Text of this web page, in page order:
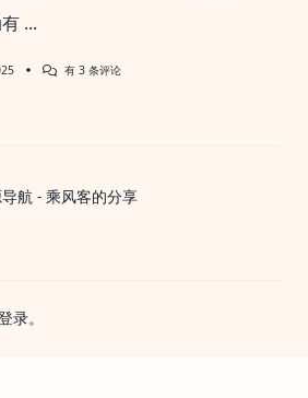
《瞬
间
Planet
...
BBC
目
有 3 条评论
航 - 乘风客的分享
录。